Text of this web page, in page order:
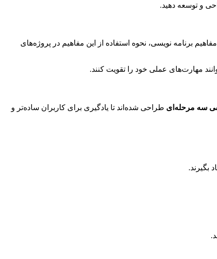
و توسعه دهید.
برنامه نویسی، نحوه استفاده از این مفاهیم در پروژه‌های
مهارت‌های عملی خود را تقویت کنند.
سه مرحله‌ای طراحی شده‌اند تا یادگیری برای کاربران ساده‌تر و
بگیرند.